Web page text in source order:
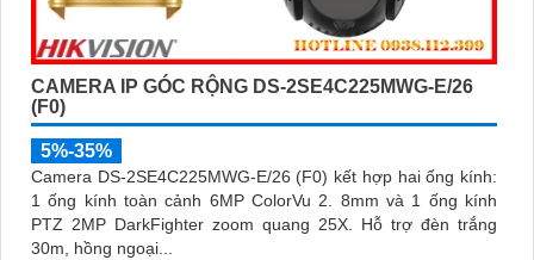
CAMERA IP GÓC RỘNG DS-2SE4C225MWG-E/26
(F0)
5%-35%
Camera DS-2SE4C225MWG-E/26 (F0) kết hợp hai ống kính:
1 ống kính toàn cảnh 6MP ColorVu 2. 8mm và 1 ống kính
PTZ 2MP DarkFighter zoom quang 25X. Hỗ trợ đèn trắng
30m, hồng ngoại...